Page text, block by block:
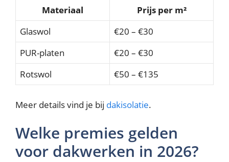
Materiaal
Prijs per m²
Glaswol
€20 – €30
PUR-platen
€20 – €30
Rotswol
€50 – €135
Meer details vind je bij dakisolatie.
Welke premies gelden
voor dakwerken in 2026?